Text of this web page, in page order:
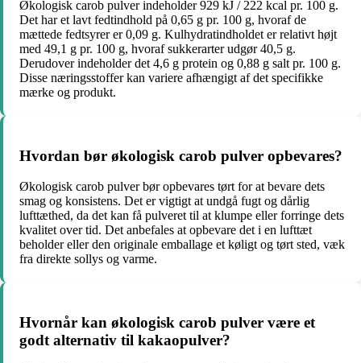
Økologisk carob pulver indeholder 929 kJ / 222 kcal pr. 100 g.
Det har et lavt fedtindhold på 0,65 g pr. 100 g, hvoraf de
mættede fedtsyrer er 0,09 g. Kulhydratindholdet er relativt højt
med 49,1 g pr. 100 g, hvoraf sukkerarter udgør 40,5 g.
Derudover indeholder det 4,6 g protein og 0,88 g salt pr. 100 g.
Disse næringsstoffer kan variere afhængigt af det specifikke
mærke og produkt.
Hvordan bør økologisk carob pulver opbevares?
Økologisk carob pulver bør opbevares tørt for at bevare dets
smag og konsistens. Det er vigtigt at undgå fugt og dårlig
lufttæthed, da det kan få pulveret til at klumpe eller forringe dets
kvalitet over tid. Det anbefales at opbevare det i en lufttæt
beholder eller den originale emballage et køligt og tørt sted, væk
fra direkte sollys og varme.
Hvornår kan økologisk carob pulver være et
godt alternativ til kakaopulver?